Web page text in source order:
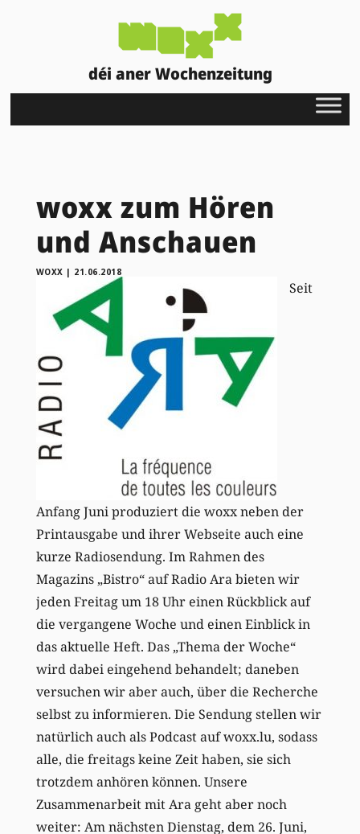
déi aner Wochenzeitung
woxx zum Hören
und Anschauen
WOXX | 21.06.2018
Seit
Anfang Juni produziert die woxx neben der
Printausgabe und ihrer Webseite auch eine
kurze Radiosendung. Im Rahmen des
Magazins „Bistro“ auf Radio Ara bieten wir
jeden Freitag um 18 Uhr einen Rückblick auf
die vergangene Woche und einen Einblick in
das aktuelle Heft. Das „Thema der Woche“
wird dabei eingehend behandelt; daneben
versuchen wir aber auch, über die Recherche
selbst zu informieren. Die Sendung stellen wir
natürlich auch als Podcast auf woxx.lu, sodass
alle, die freitags keine Zeit haben, sie sich
trotzdem anhören können. Unsere
Zusammenarbeit mit Ara geht aber noch
weiter: Am nächsten Dienstag, dem 26. Juni,